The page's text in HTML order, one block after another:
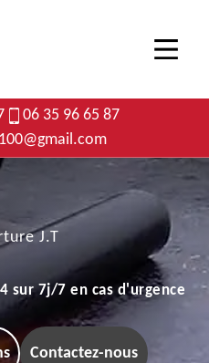
06 35 96 65 87
J.T
sur 7j/7 en cas d'urgence
Contactez-nous